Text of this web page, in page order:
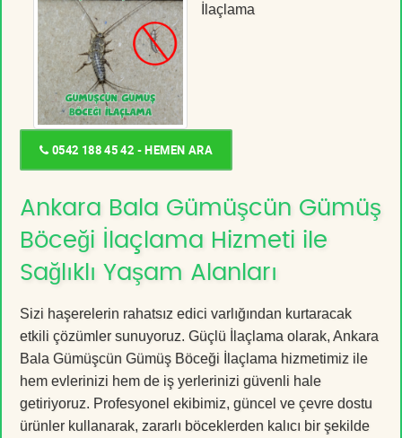
İlaçlama
0542 188 45 42 - HEMEN ARA
Ankara Bala Gümüşcün Gümüş
Böceği İlaçlama Hizmeti ile
Sağlıklı Yaşam Alanları
Sizi haşerelerin rahatsız edici varlığından kurtaracak
etkili çözümler sunuyoruz. Güçlü İlaçlama olarak, Ankara
Bala Gümüşcün Gümüş Böceği İlaçlama hizmetimiz ile
hem evlerinizi hem de iş yerlerinizi güvenli hale
getiriyoruz. Profesyonel ekibimiz, güncel ve çevre dostu
ürünler kullanarak, zararlı böceklerden kalıcı bir şekilde